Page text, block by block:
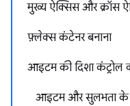
मुख्य ऐक्सिस और क्रॉस
फ़्लेक्स कंटेनर बनाना
आइटम की दिशा कंट्रोल
आइटम और सुलभता के